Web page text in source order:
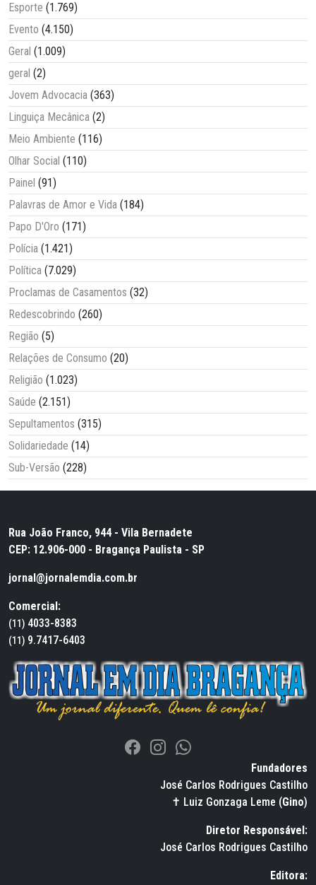
Esporte (1.769)
Evento (4.150)
Geral (1.009)
geral (2)
Jovem Advocacia (363)
Linguiça Mecânica (2)
Meio Ambiente (116)
Olhar Social (110)
Painel (91)
Palavras de Amor e Vida (184)
Papo D'Oro (171)
Polícia (1.421)
Política (7.029)
Proclamas de Casamentos (32)
Redescobrindo (260)
Região (5)
Relações de Consumo (20)
Religião (1.023)
Saúde (2.151)
Sepultamentos (315)
Solidariedade (14)
Sub-Versão (228)
Rua João Franco, 944 - Vila Bernadete
CEP: 12.906-000 - Bragança Paulista - SP
jornal@jornalemdia.com.br
Comercial:
(11) 4033-8383
(11) 9.7417-6403
Fundadores
José Carlos Rodrigues Castilho
✝ Luiz Gonzaga Leme (Gino)
Diretor Responsável:
José Carlos Rodrigues Castilho
Editora: